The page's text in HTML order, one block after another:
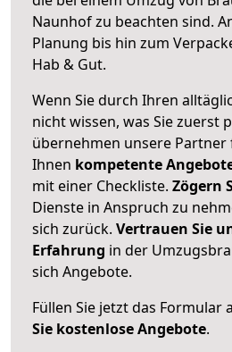
Naunhof zu beachten sind.
Planung bis hin zum
Hab & Gut.
Wenn Sie durch Ihren
nicht wissen, was Sie zuerst
übernehmen unsere Partner
Ihnen kompetente
mit einer Checkliste. Zögern
Dienste in Anspruch zu
sich zurück. Vertrauen Sie
Erfahrung in der
sich Angebote.
Füllen Sie jetzt das Formular
Sie kostenlose Angebote.